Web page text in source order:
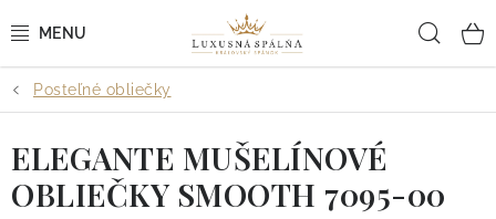
na
POSTEĽNÉ OBLIEČKY
POSTEĽNÉ PLACHTY
PREHOZY A PAPLÓNY
Posteľné obliečky
ELEGANTE MUŠELÍNOVÉ
OBLIEČKY SMOOTH 7095-00